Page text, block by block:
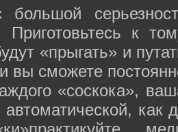
большой
Приготовьтесь к
«прыгать» и
вы сможете
«соскока»,
автоматической,